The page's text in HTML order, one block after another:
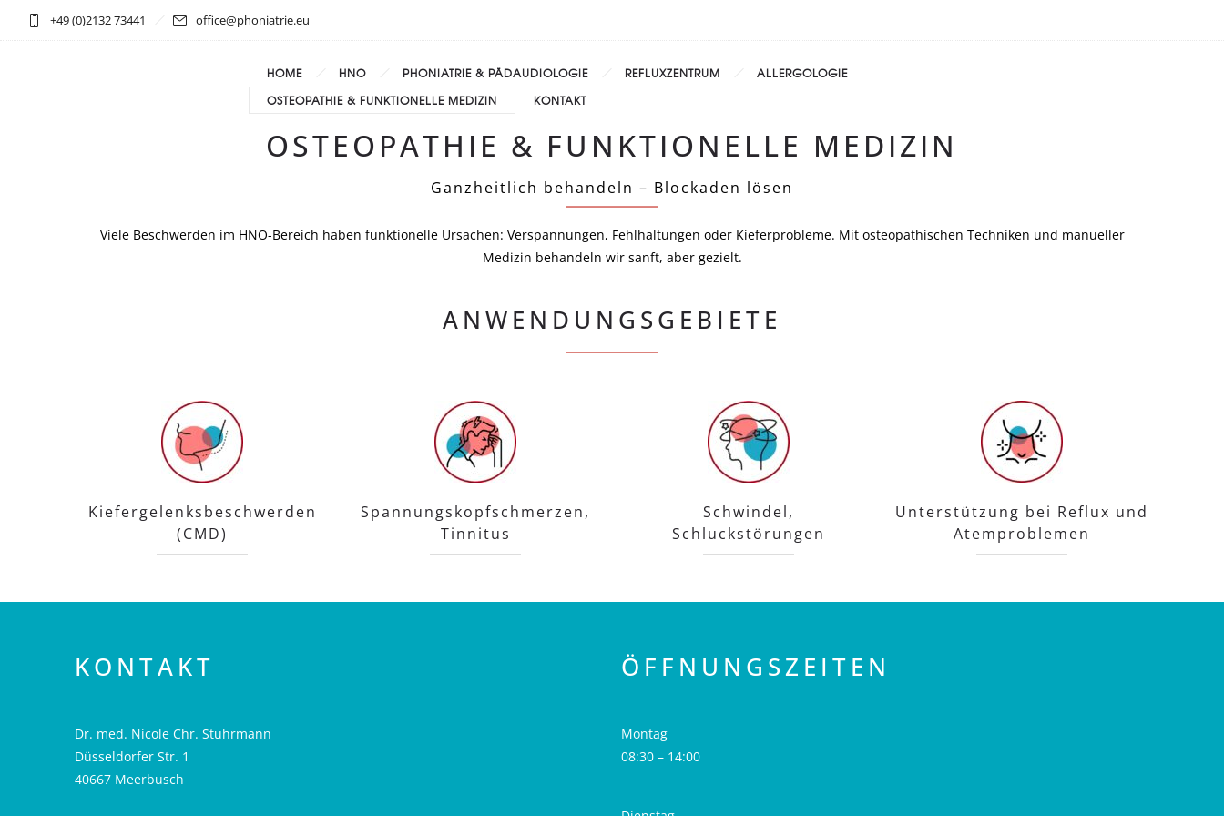
+49 (0)2132 73441 office@phoniatrie.eu
HOME HNO PHONIATRIE & PÄDAUDIOLOGIE REFLUXZENTRUM
ALLERGOLOGIE
OSTEOPATHIE & FUNKTIONELLE MEDIZIN
KONTAKT
OSTEOPATHIE & FUNKTIONELLE MEDIZIN
Ganzheitlich behandeln – Blockaden lösen
Viele Beschwerden im HNO-Bereich haben funktionelle Ursachen: Verspannungen, Fehlhaltungen oder Kieferprobleme. Mit osteopathischen Techniken und manueller
Medizin behandeln wir sanft, aber gezielt.
ANWENDUNGSGEBIETE
Kiefergelenksbeschwerden
(CMD)
Spannungskopfschmerzen,
Tinnitus
Schwindel,
Schluckstörungen
Unterstützung bei Reflux und
Atemproblemen
KONTAKT
Dr. med. Nicole Chr. Stuhrmann
Düsseldorfer Str. 1
40667 Meerbusch
ÖFFNUNGSZEITEN
Montag
08:30 – 14:00